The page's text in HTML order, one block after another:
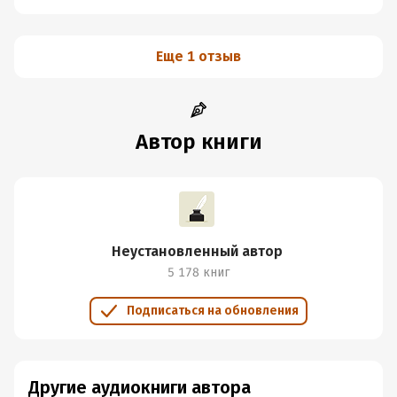
Еще 1 отзыв
Автор книги
Неустановленный автор
5 178 книг
Подписаться на обновления
Другие аудиокниги автора